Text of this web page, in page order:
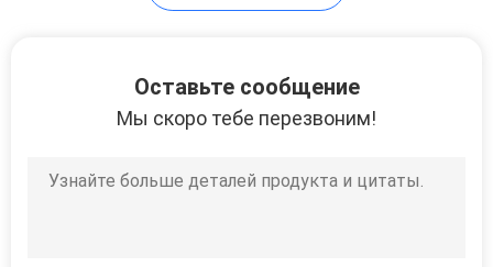
Оставьте сообщение
Мы скоро тебе перезвоним!